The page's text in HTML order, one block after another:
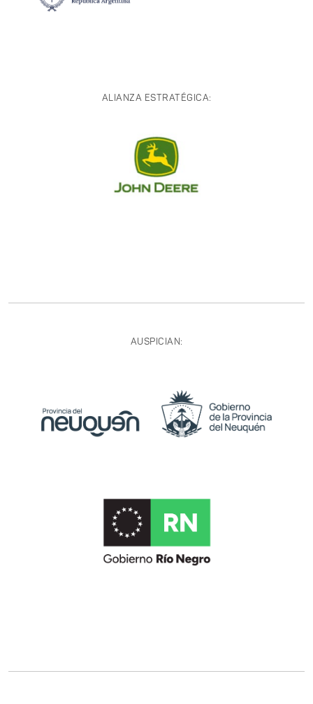
ALIANZA ESTRATÉGICA:
AUSPICIAN: